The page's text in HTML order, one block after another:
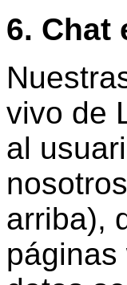
6. Chat
vivo de
al
arriba),